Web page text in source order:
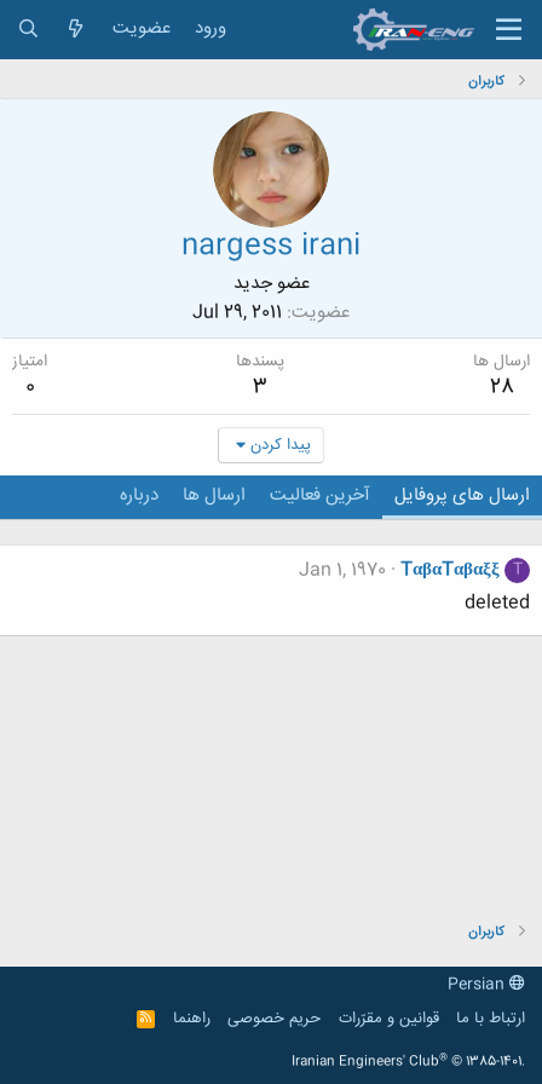
ورود عضویت
کاربران
nargess irani
عضو جدید
عضویت Jul 29, 2011
ارسال ها
28
پسندها
3
امتیاز
0
پیدا کردن
ارسال های پروفایل آخرین فعالیت ارسال ها درباره
T
TαβαTαβαξξ
Jan 1, 1970
deleted
کاربران
ارتباط با ما
قوانین و مقرّرات حریم خصوصی راهنما
R
S
Iranian Engineers' Club® © 1385-1401.